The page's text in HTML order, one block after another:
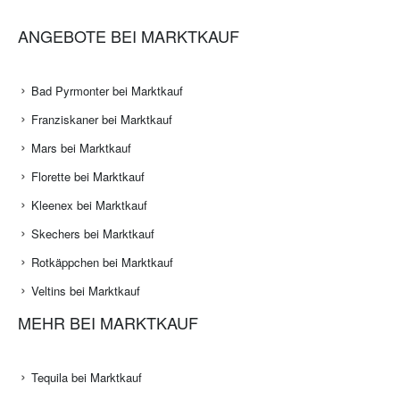
ANGEBOTE BEI MARKTKAUF
Bad Pyrmonter bei Marktkauf
Franziskaner bei Marktkauf
Mars bei Marktkauf
Florette bei Marktkauf
Kleenex bei Marktkauf
Skechers bei Marktkauf
Rotkäppchen bei Marktkauf
Veltins bei Marktkauf
MEHR BEI MARKTKAUF
Tequila bei Marktkauf